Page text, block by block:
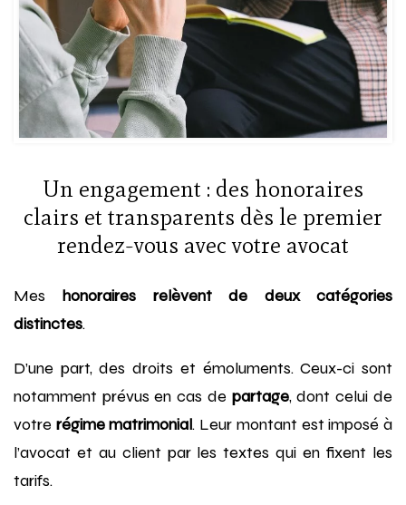
Un engagement : des honoraires
clairs et transparents dès le premier
rendez-vous avec votre avocat
Mes honoraires relèvent de deux catégories
distinctes.
D’une part, des droits et émoluments. Ceux-ci sont
notamment prévus en cas de partage, dont celui de
votre régime matrimonial. Leur montant est imposé à
l’avocat et au client par les textes qui en fixent les
tarifs.